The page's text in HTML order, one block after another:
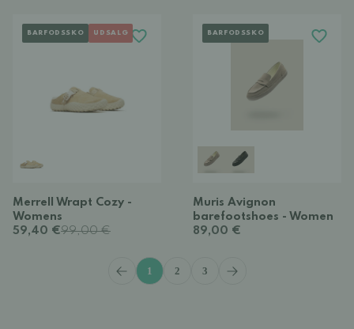
BARFODSSKO UDSALG
Merrell Wrapt Cozy -
Womens
59,40 €99,00 €
BARFODSSKO
Muris Avignon
barefootshoes - Women
89,00 €
1 2 3